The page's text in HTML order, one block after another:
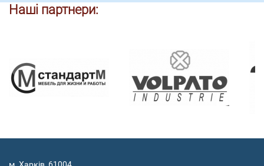
Наші партнери: